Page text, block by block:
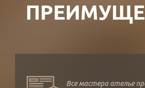
Все мастера ателье